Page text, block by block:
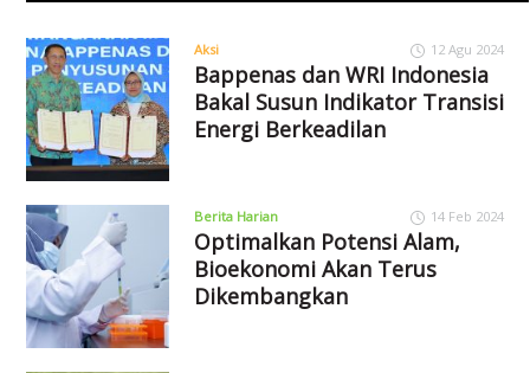
Aksi 12 Agu 2024
Bappenas dan WRI Indonesia
Bakal Susun Indikator Transisi
Energi Berkeadilan
Berita Harian 14 Feb 2024
Optimalkan Potensi Alam,
Bioekonomi Akan Terus
Dikembangkan